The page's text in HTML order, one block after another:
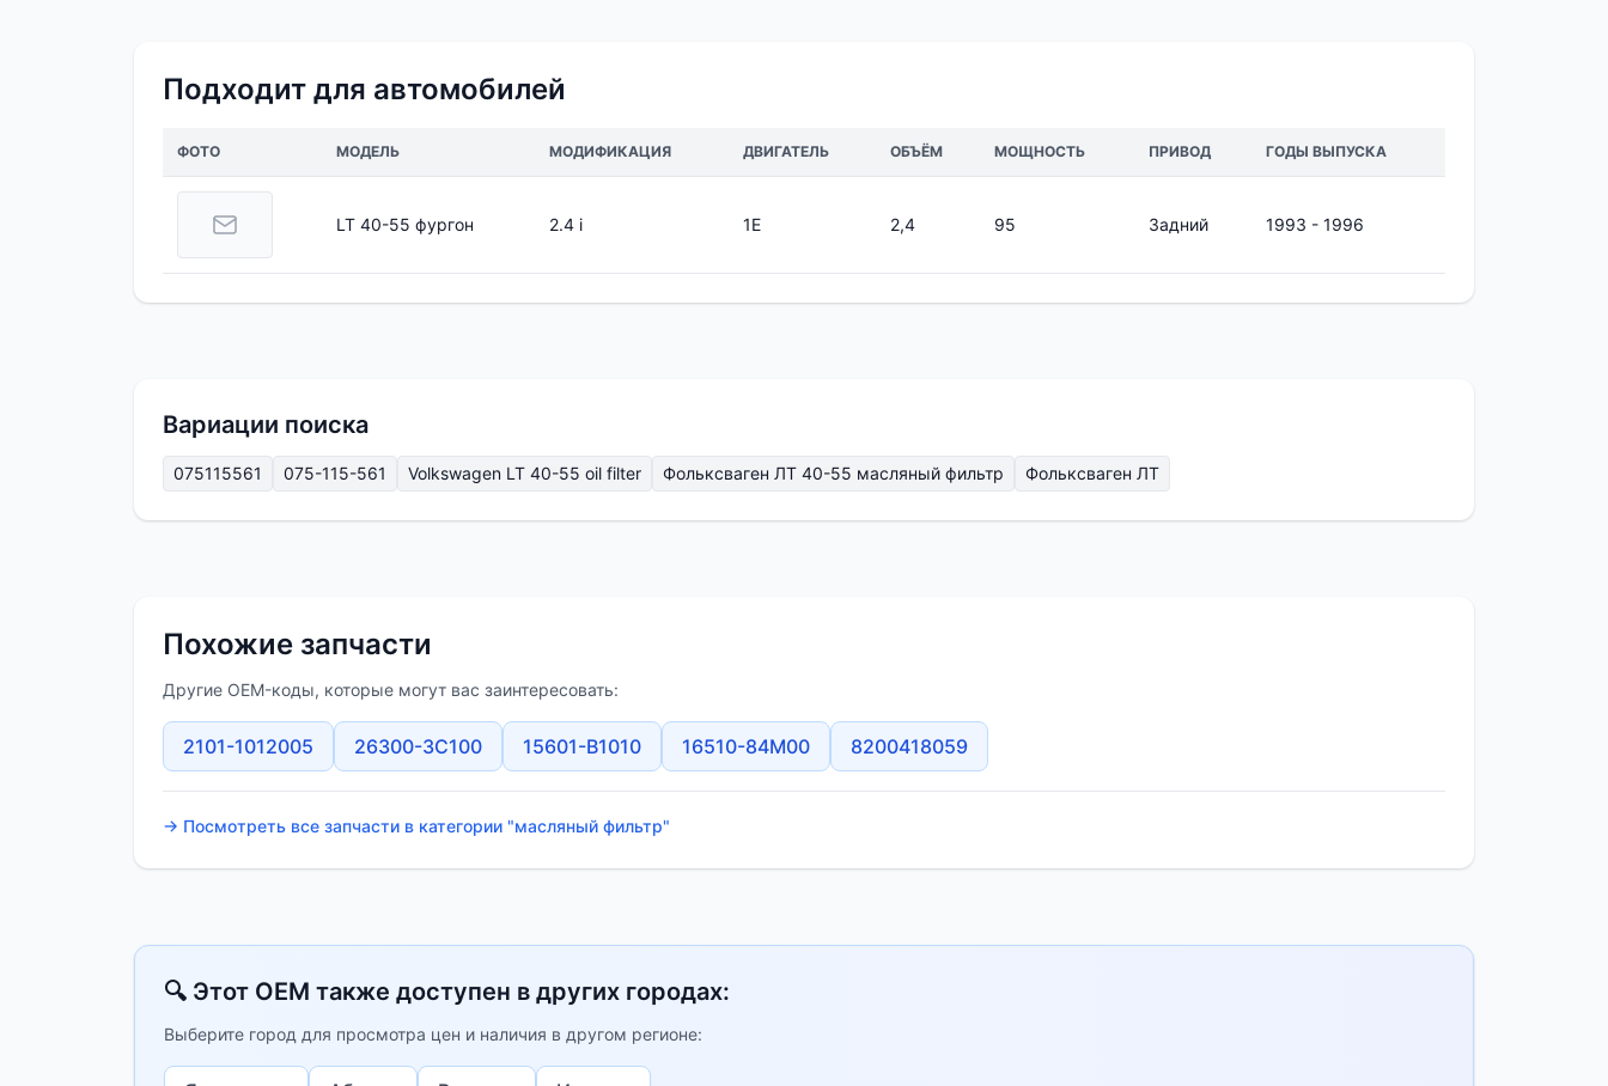
Подходит для автомобилей
ФОТО МОДЕЛЬ МОДИФИКАЦИЯ ДВИГАТЕЛЬ ОБЪЁМ МОЩНОСТЬ ПРИВОД ГОДЫ ВЫПУСКА
LT 40-55 фургон 2.4 i 1E 2,4 95 Задний 1993 - 1996
Вариации поиска
075115561 075-115-561 Volkswagen LT 40-55 oil filter Фольксваген ЛТ 40-55 масляный фильтр Фольксваген ЛТ
Похожие запчасти
Другие OEM-коды, которые могут вас заинтересовать:
2101-1012005 26300-3C100 15601-B1010 16510-84M00 8200418059
→ Посмотреть все запчасти в категории "масляный фильтр"
🔍 Этот OEM также доступен в других городах:
Выберите город для просмотра цен и наличия в другом регионе: